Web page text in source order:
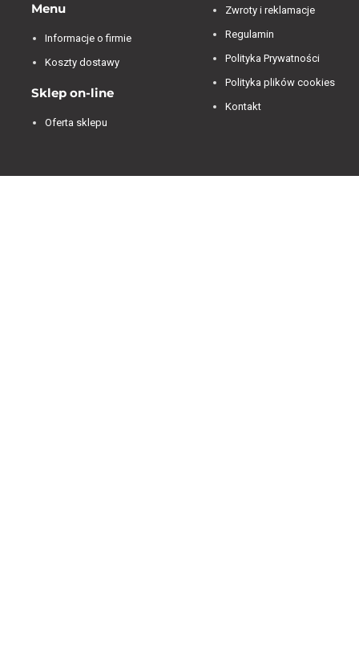
Menu
Informacje o firmie
Koszty dostawy
Sklep on-line
Oferta sklepu
Zwroty i reklamacje
Regulamin
Polityka Prywatności
Polityka plików cookies
Kontakt